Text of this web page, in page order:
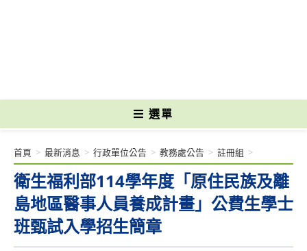
選單
衛生福利部114學年度「原住民族及離
島地區醫事人員養成計畫」公費生學士
班甄試入學招生簡章
首頁 > 最新消息 > 行政單位公告 > 教務處公告 > 註冊組 >